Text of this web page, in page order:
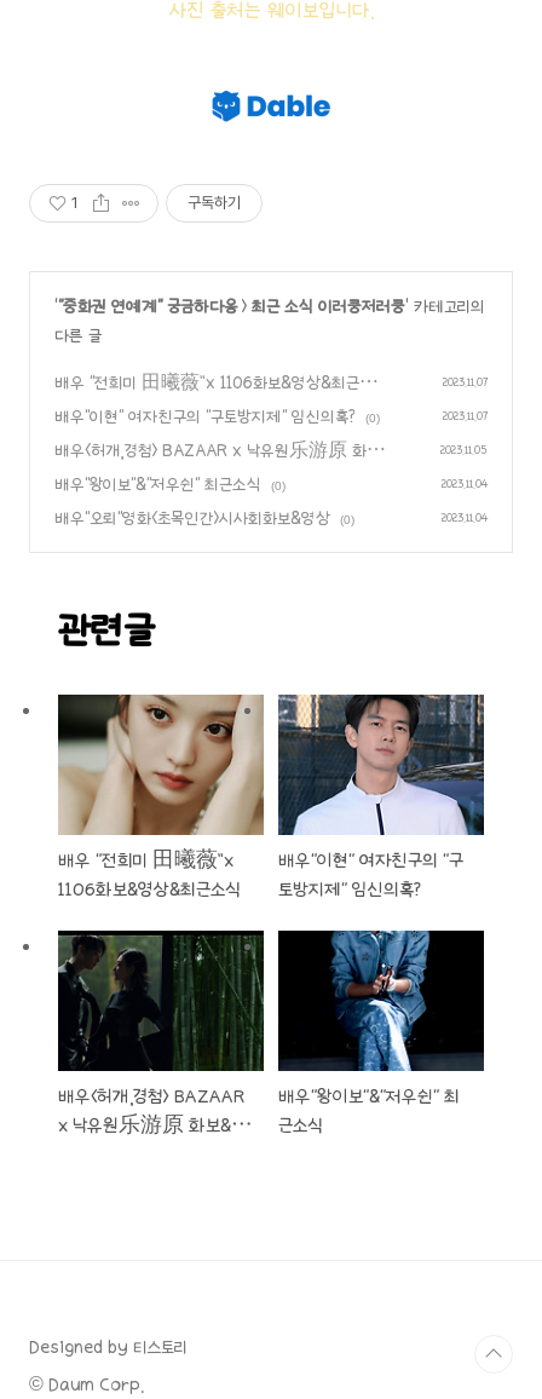
사진 출처는 웨이보입니다.
1 구독하기
'"중화권 연예계" 궁금하다옹> 최근 소식 이러쿵저러쿵' 카테고리의
다른 글
배우 “전희미 田曦薇”x 1106화보&영상&최근소식
(0)
2023.11.07
배우"이현" 여자친구의 "구토방지제" 임신의혹? (0) 2023.11.07
배우<허개,경첨> BAZAAR x 낙유원乐游原 화보&
영상
(0)
2023.11.05
배우"왕이보"&"저우쉰" 최근소식 (0) 2023.11.04
배우"오뢰"영화<초목인간>시사회화보&영상 (0) 2023.11.04
관련글
배우 “전희미 田曦薇”x
1106화보&영상&최근소식
배우"이현" 여자친구의 "구
토방지제" 임신의혹?
배우<허개,경첨> BAZAAR
x 낙유원乐游原 화보&영
배우"왕이보"&"저우쉰" 최
근소식
Designed by 티스토리
© Daum Corp.